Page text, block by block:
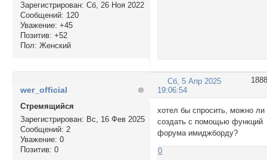
Зарегистрирован: Сб, 26 Ноя 2022
Сообщений: 120
Уважение: +45
Позитив: +52
Пол: Женский
1888
Сб, 5 Апр 2025
19:06:54
wer_official
Стремящийся
Зарегистрирован: Вс, 16 Фев 2025
Сообщений: 2
Уважение: 0
Позитив: 0
хотел бы спросить, можно ли
создать с помощью функций
форума имиджборду?
0